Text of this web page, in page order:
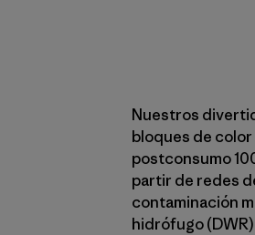
Nuestros
bloques de
postconsumo
partir de redes
contaminación
hidrófugo